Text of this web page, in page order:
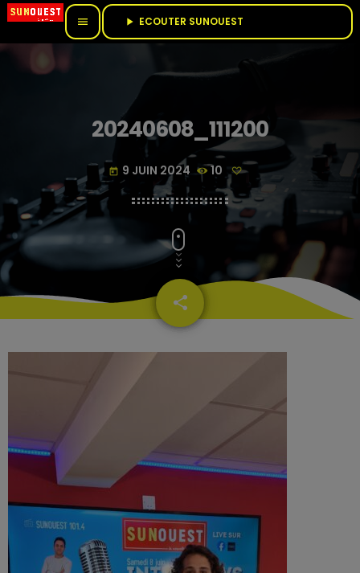
menu play_arrow
20240608_111200
today 9 JUIN 2024 10
share
email